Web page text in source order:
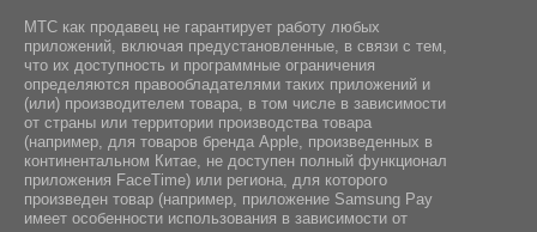
МТС как продавец не гарантирует работу любых
приложений, включая предустановленные, в связи с тем,
что их доступность и программные ограничения
определяются правообладателями таких приложений и
(или) производителем товара, в том числе в зависимости
от страны или территории производства товара
(например, для товаров бренда Apple, произведенных в
континентальном Китае, не доступен полный функционал
приложения FaceTime) или региона, для которого
произведен товар (например, приложение Samsung Pay
имеет особенности использования в зависимости от